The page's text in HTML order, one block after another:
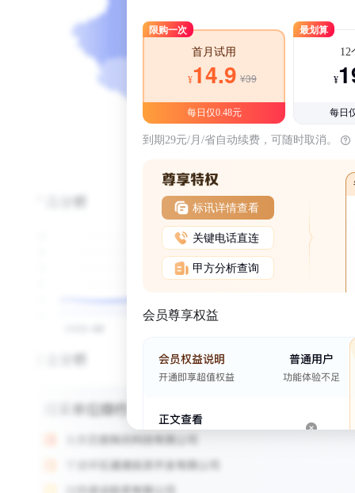
限购一次
首月试用
¥14.9 ¥39
每日仅0.48元
最划算
12
¥
每日
到期29元/月/省自动续费，可随时取消。
标讯详情查看
关键电话直连
甲方分析查询
会员尊享权益